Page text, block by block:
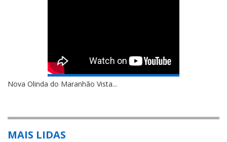
Nova Olinda do Maranhão Vista...
MAIS LIDAS